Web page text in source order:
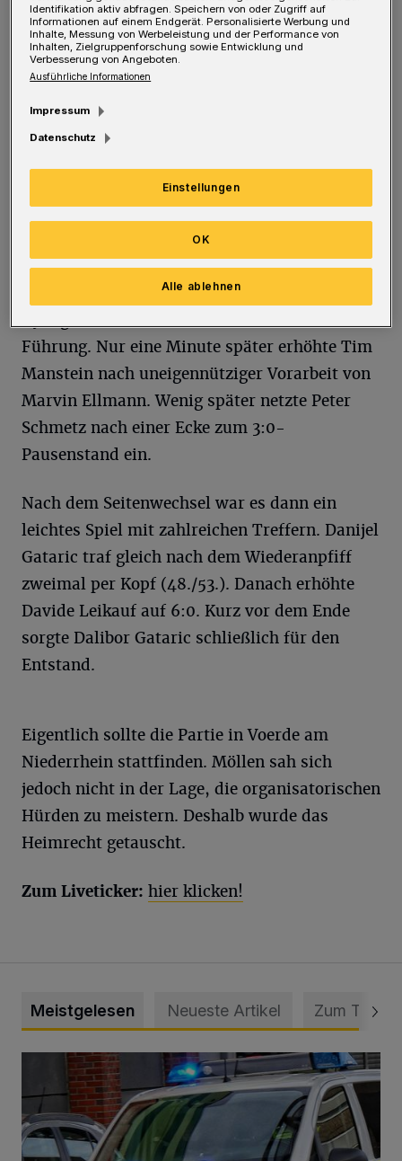
A chtligist beim Fünftligisten: Was sich
nach einer klaren Sache anhörte, stellte
Gäste eine halbe Stunde vor 691 Zuschauern
im Stadion am Zoo richtig gut dagegen,
konnten sich aber auch bei Schlussmann
Knaup bedanken, dass es nicht früher 1:0 für
den WSV stand. In der 30. Minute sorgte Ercan
Führung. Nur eine Minute später erhöhte Tim
Manstein nach uneigennütziger Vorarbeit von
Marvin Ellmann. Wenig später netzte Peter
Schmetz nach einer Ecke zum 3:0-
Pausenstand ein.
Nach dem Seitenwechsel war es dann ein
leichtes Spiel mit zahlreichen Treffern. Danijel
Gataric traf gleich nach dem Wiederanpfiff
zweimal per Kopf (48./53.). Danach erhöhte
Davide Leikauf auf 6:0. Kurz vor dem Ende
sorgte Dalibor Gataric schließlich für den
Entstand.
Eigentlich sollte die Partie in Voerde am
Niederrhein stattfinden. Möllen sah sich
jedoch nicht in der Lage, die organisatorischen
Hürden zu meistern. Deshalb wurde das
Heimrecht getauscht.
Zum Liveticker: hier klicken!
Meistgelesen Neueste Artikel Zum Thema
Mann beschädigt Autos in Parkhaus
Identifikation aktiv abfragen. Speichern von oder Zugriff auf
Informationen auf einem Endgerät. Personalisierte Werbung und
Inhalte, Messung von Werbeleistung und der Performance von
Inhalten, Zielgruppenforschung sowie Entwicklung und
Verbesserung von Angeboten.
Ausführliche Informationen
Impressum
Datenschutz
Einstellungen
Alle ablehnen
OK